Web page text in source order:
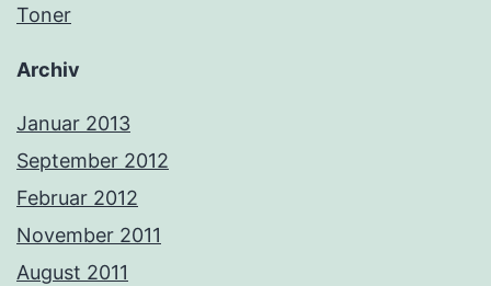
Toner
Archiv
Januar 2013
September 2012
Februar 2012
November 2011
August 2011